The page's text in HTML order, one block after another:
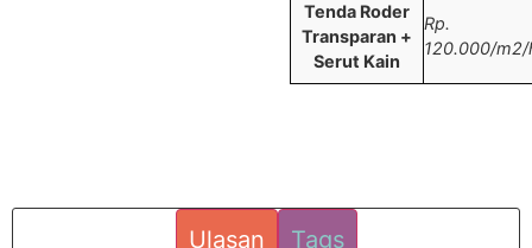
Tenda Roder
Transparan +
Serut Kain
Rp.
120.000/m2/
Ulasan Tags